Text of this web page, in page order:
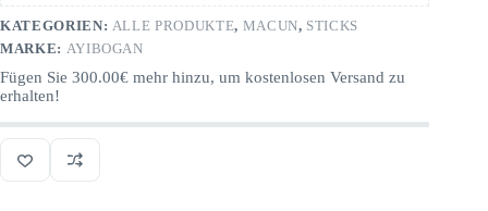
KATEGORIEN: ALLE PRODUKTE, MACUN, STICKS
MARKE: AYIBOGAN
Fügen Sie 300.00€ mehr hinzu, um kostenlosen Versand zu
erhalten!